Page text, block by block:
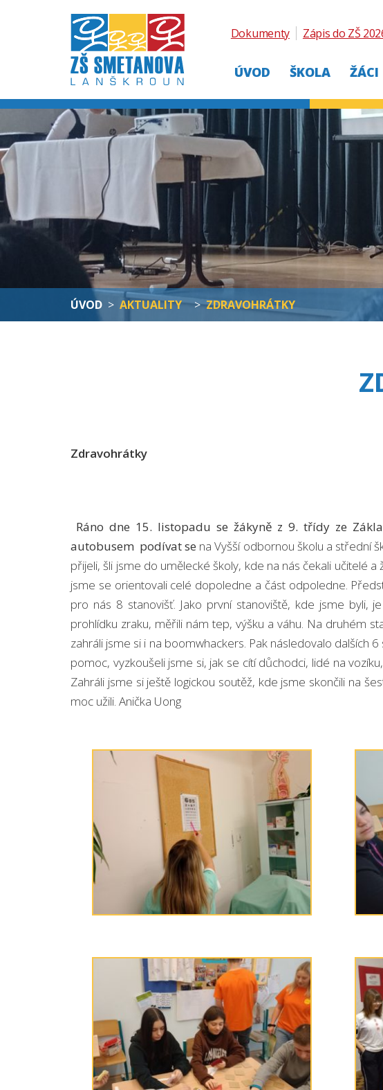
ÚVOD ŠKOLA ŽÁCI
Dokumenty Zápis do ZŠ
ÚVOD > AKTUALITY > ZDRAVOHRÁTKY
Zdravohrátky
Ráno dne 15. listopadu se žákyně z 9. třídy ze
autobusem podívat se na Vyšší odbornou školu a střední
přijeli, šli jsme do umělecké školy, kde na nás čekali učitelé
jsme se orientovali celé dopoledne a část odpoledne.
pro nás 8 stanovišť. Jako první stanoviště, kde jsme byli,
prohlídku zraku, měřili nám tep, výšku a váhu. Na druhém
zahráli jsme si i na boomwhackers. Pak následovalo dalších
pomoc, vyzkoušeli jsme si, jak se cítí důchodci, lidé na
Zahráli jsme si ještě logickou soutěž, kde jsme skončili na
moc užili. Anička Uong